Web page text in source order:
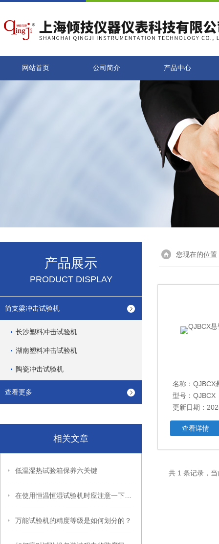
网站首页 公司简介 产品中心
产品展示
PRODUCT DISPLAY
简支梁冲击试验机
长沙塑料冲击试验机
湖南塑料冲击试验机
陶瓷冲击试验机
查看更多
相关文章
低温湿热试验箱保养六关键
万能试验机的精度等级是如何划分的？
您现在的位置
名称： QJBCX
型号：QJBCX
更新日期：
查看详情
共 1 条记录，